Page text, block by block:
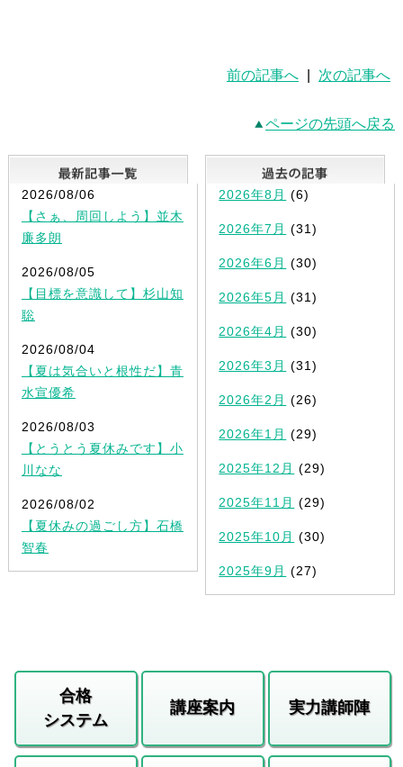
前の記事へ 次の記事へ
ページの先頭へ戻る
最新記事一覧
2026/08/06
【さぁ、周回しよう】並木
廉多朗
2026/08/05
【目標を意識して】杉山知
聡
2026/08/04
【夏は気合いと根性だ】青
水宣優希
2026/08/03
【とうとう夏休みです】小
川なな
2026/08/02
【夏休みの過ごし方】石橋
智春
2026年8月 (6)
2026年7月 (31)
2026年6月 (30)
2026年5月 (31)
2026年4月 (30)
2026年3月 (31)
2026年2月 (26)
2026年1月 (29)
2025年12月 (29)
2025年11月 (29)
2025年10月 (30)
2025年9月 (27)
合格
システム
講座案内 実力講師陣